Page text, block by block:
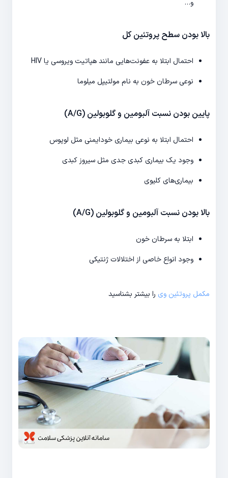
و…
بالا بودن سطح پروتئین کل
احتمال ابتلا به عفونت‌هایی مانند هپاتیت ویروسی یا HIV
نوعی سرطان خون به نام مولتیپل میلوما
پایین بودن نسبت آلبومین و گلوبولین (A/G)
احتمال ابتلا به نوعی بیماری خودایمنی مثل لوپوس
وجود یک بیماری کبدی جدی مثل سیروز کبدی
بیماری‌های کلیوی
بالا بودن نسبت آلبومین و گلوبولین (A/G)
ابتلا به سرطان خون
وجود انواع خاصی از اختلالات ژنتیکی
مکمل پروتئین وی را بیشتر بشناسید